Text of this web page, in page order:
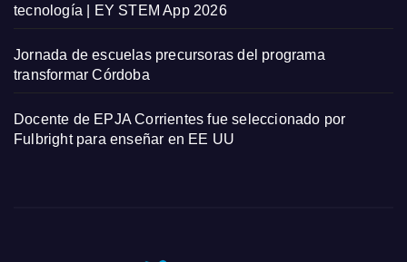
tecnología | EY STEM App 2026
Jornada de escuelas precursoras del programa
transformar Córdoba
Docente de EPJA Corrientes fue seleccionado por
Fulbright para enseñar en EE UU